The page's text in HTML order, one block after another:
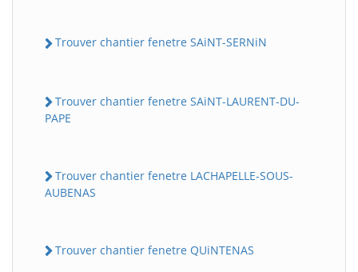
Trouver chantier fenetre SAiNT-SERNiN
Trouver chantier fenetre SAiNT-LAURENT-DU-
PAPE
Trouver chantier fenetre LACHAPELLE-SOUS-
AUBENAS
Trouver chantier fenetre QUiNTENAS